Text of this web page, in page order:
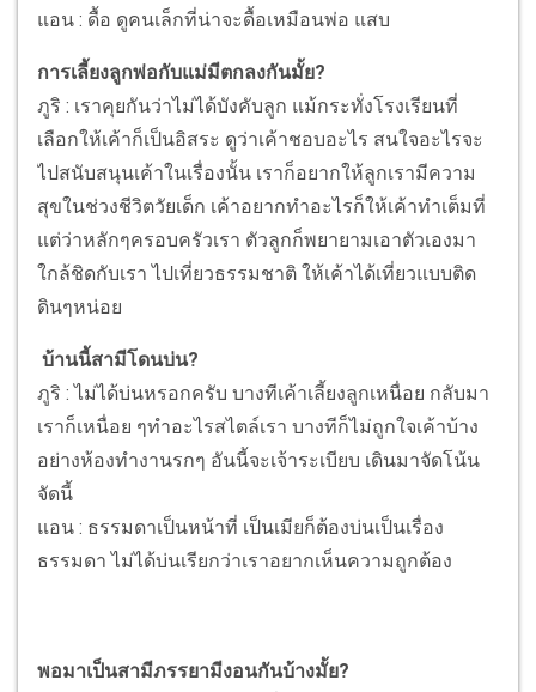
แอน : ดื้อ ดูคนเล็กที่น่าจะดื้อเหมือนพ่อ แสบ
การเลี้ยงลูกพ่อกับแม่มีตกลงกันมั้ย?
ภูริ : เราคุยกันว่าไม่ได้บังคับลูก แม้กระทั่งโรงเรียนที่
เลือกให้เค้าก็เป็นอิสระ ดูว่าเค้าชอบอะไร สนใจอะไรจะ
ไปสนับสนุนเค้าในเรื่องนั้น เราก็อยากให้ลูกเรามีความ
สุขในช่วงชีวิตวัยเด็ก เค้าอยากทำอะไรก็ให้เค้าทำเต็มที่
แต่ว่าหลักๆครอบครัวเรา ตัวลูกก็พยายามเอาตัวเองมา
ใกล้ชิดกับเรา ไปเที่ยวธรรมชาติ ให้เค้าได้เที่ยวแบบติด
ดินๆหน่อย
บ้านนี้สามีโดนบ่น?
ภูริ : ไม่ได้บ่นหรอกครับ บางทีเค้าเลี้ยงลูกเหนื่อย กลับมา
เราก็เหนื่อย ๆทำอะไรสไตล์เรา บางทีก็ไม่ถูกใจเค้าบ้าง
อย่างห้องทำงานรกๆ อันนี้จะเจ้าระเบียบ เดินมาจัดโน้น
จัดนี้
แอน : ธรรมดาเป็นหน้าที่ เป็นเมียก็ต้องบ่นเป็นเรื่อง
ธรรมดา ไม่ได้บ่นเรียกว่าเราอยากเห็นความถูกต้อง
พอมาเป็นสามีภรรยามีงอนกันบ้างมั้ย?